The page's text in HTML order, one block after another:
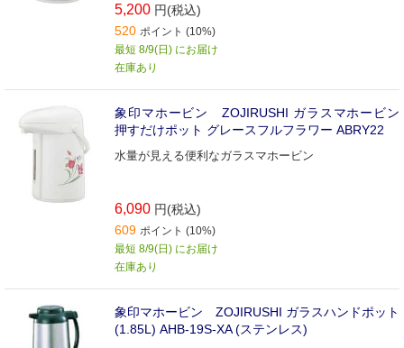
5,200 円(税込)
520 ポイント (10%)
最短 8/9(日) にお届け
在庫あり
象印マホービン ZOJIRUSHI ガラスマホービン
押すだけポット グレースフルフラワー ABRY22
水量が見える便利なガラスマホービン
6,090 円(税込)
609 ポイント (10%)
最短 8/9(日) にお届け
在庫あり
象印マホービン ZOJIRUSHI ガラスハンドポット
(1.85L) AHB‐19S‐XA (ステンレス)